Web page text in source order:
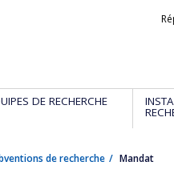
DE RECHERCHE
de recherche Mandat